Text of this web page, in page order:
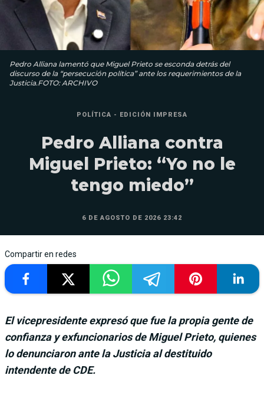
Pedro Alliana lamentó que Miguel Prieto se esconda detrás del
discurso de la “persecución política” ante los requerimientos de la
Justicia.FOTO: ARCHIVO
POLÍTICA - EDICIÓN IMPRESA
Pedro Alliana contra
Miguel Prieto: “Yo no le
tengo miedo”
6 DE AGOSTO DE 2026 23:42
Compartir en redes
El vicepresidente expresó que fue la propia gente de
confianza y exfuncionarios de Miguel Prieto, quienes
lo denunciaron ante la Justicia al destituido
intendente de CDE.